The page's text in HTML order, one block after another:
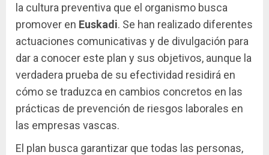
la cultura preventiva que el organismo busca
promover en Euskadi. Se han realizado diferentes
actuaciones comunicativas y de divulgación para
dar a conocer este plan y sus objetivos, aunque la
verdadera prueba de su efectividad residirá en
cómo se traduzca en cambios concretos en las
prácticas de prevención de riesgos laborales en
las empresas vascas.
El plan busca garantizar que todas las personas,